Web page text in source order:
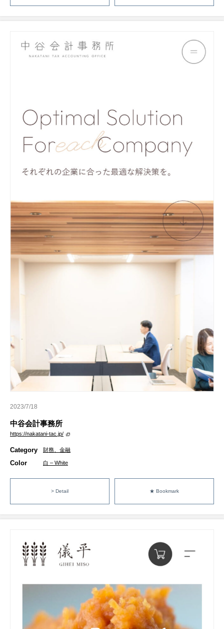
2023/7/18
中谷会計事務所
https://nakatani-tac.jp/
Category 財務、金融
Color 白 – White
> Detail ★ Bookmark